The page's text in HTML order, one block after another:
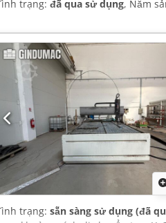
trạng: đã qua sử dụng, Năm
trạng: sẵn sàng sử dụng (đã